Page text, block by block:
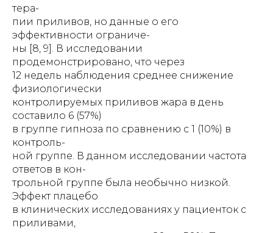
тера-
пии приливов, но данные о его
эффективности ограниче-
ны [8, 9]. В исследовании
продемонстрировано, что через
12 недель наблюдения среднее снижение
физиологически
контролируемых приливов жара в день
составило 6 (57%)
в группе гипноза по сравнению с 1 (10%) в
контроль-
ной группе. В данном исследовании частота
ответов в кон-
трольной группе была необычно низкой.
Эффект плацебо
в клинических исследованиях у пациенток с
приливами,